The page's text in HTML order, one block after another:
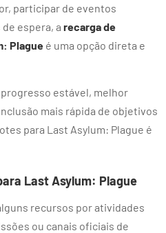
participar de eventos
espera, a recarga de
Plague é uma opção direta e
estável, melhor
mais rápida de objetivos
para Last Asylum: Plague é
Last Asylum: Plague
recursos por atividades
ou canais oficiais de